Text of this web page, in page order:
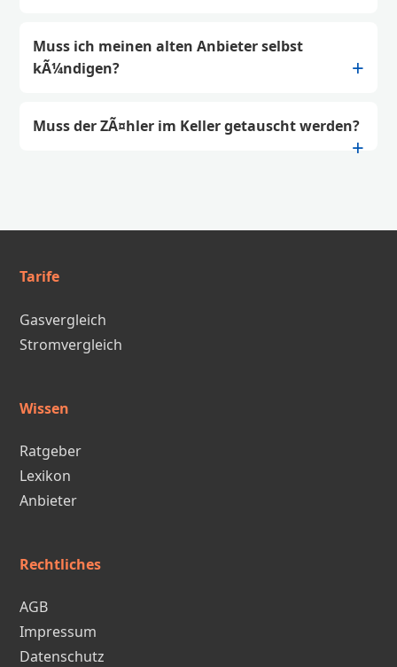
Muss ich meinen alten Anbieter selbst
kÃ¼ndigen?
Muss der ZÃ¤hler im Keller getauscht werden?
Tarife
Gasvergleich
Stromvergleich
Wissen
Ratgeber
Lexikon
Anbieter
Rechtliches
AGB
Impressum
Datenschutz